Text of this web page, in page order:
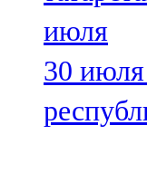
июля
30